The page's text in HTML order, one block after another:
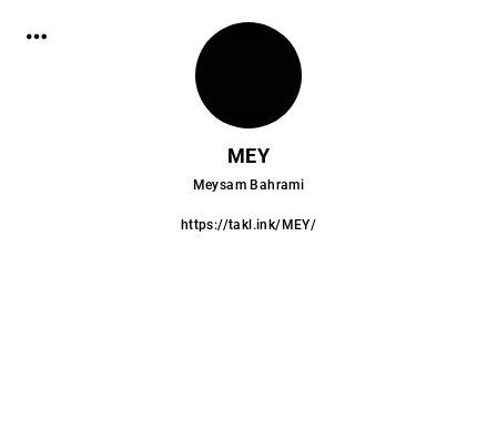
MEY
Meysam Bahrami
https://takl.ink/MEY/